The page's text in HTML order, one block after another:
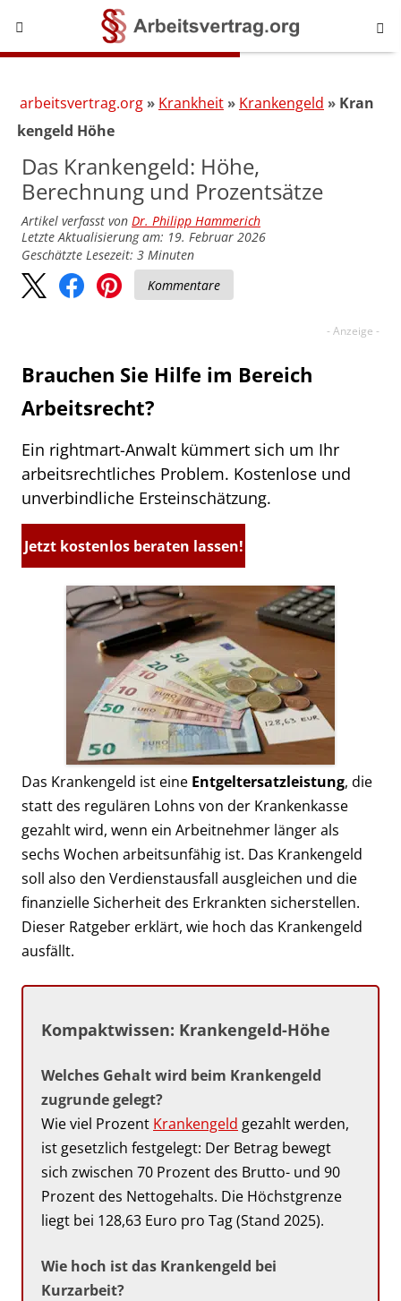
arbeitsvertrag.org Krankheit Krankengeld
Kran
kengeld Höhe
Das Krankengeld: Höhe,
Berechnung und Prozentsätze
Artikel verfasst von Dr. Philipp Hammerich
Letzte Aktualisierung am: 19. Februar 2026
Geschätzte Lesezeit: 3 Minuten
Kommentare
Brauchen Sie Hilfe im Bereich
Arbeitsrecht?
Ein rightmart-Anwalt kümmert sich um Ihr
arbeitsrechtliches Problem. Kostenlose und
unverbindliche Ersteinschätzung.
Jetzt kostenlos beraten lassen!
Das Krankengeld ist eine Entgeltersatzleistung, die
statt des regulären Lohns von der Krankenkasse
gezahlt wird, wenn ein Arbeitnehmer länger als
sechs Wochen arbeitsunfähig ist. Das Krankengeld
soll also den Verdienstausfall ausgleichen und die
finanzielle Sicherheit des Erkrankten sicherstellen.
Dieser Ratgeber erklärt, wie hoch das Krankengeld
ausfällt.
Kompaktwissen: Krankengeld-Höhe
Welches Gehalt wird beim Krankengeld
zugrunde gelegt?
Wie viel Prozent Krankengeld gezahlt werden,
ist gesetzlich festgelegt: Der Betrag bewegt
sich zwischen 70 Prozent des Brutto- und 90
Prozent des Nettogehalts. Die Höchstgrenze
liegt bei 128,63 Euro pro Tag (Stand 2025).
Wie hoch ist das Krankengeld bei
Kurzarbeit?